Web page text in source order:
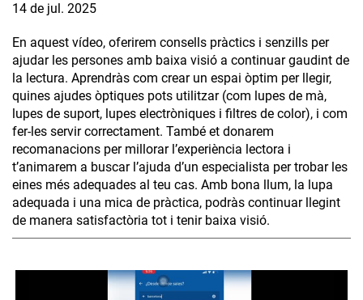
14 de jul. 2025
En aquest vídeo, oferirem consells pràctics i senzills per
ajudar les persones amb baixa visió a continuar gaudint de
la lectura. Aprendràs com crear un espai òptim per llegir,
quines ajudes òptiques pots utilitzar (com lupes de mà,
lupes de suport, lupes electròniques i filtres de color), i com
fer-les servir correctament. També et donarem
recomanacions per millorar l’experiència lectora i
t’animarem a buscar l’ajuda d’un especialista per trobar les
eines més adequades al teu cas. Amb bona llum, la lupa
adequada i una mica de pràctica, podràs continuar llegint
de manera satisfactòria tot i tenir baixa visió.